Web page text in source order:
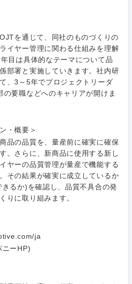
を通じて、同社のものづくりの
イヤー管理に関わる仕組みを理解
目は具体的なテーマについて品
部署と実施していきます。社内研
、3～5年でプロジェクトリーダ
要職などへのキャリアが開けま
・概要＞
品の品質を、量産前に確実に確保
。さらに、新商品に使用する新し
ヤーの品質管理が量産で機能する
その結果が確実に成立しているか
るか)を確認し、品質不具合の発
りに取り組みます。
ja
ニーHP)
ービス・制作、ゲーム
タンク
ト
・監査法人
海外勤務あり
年間休日120日以
上